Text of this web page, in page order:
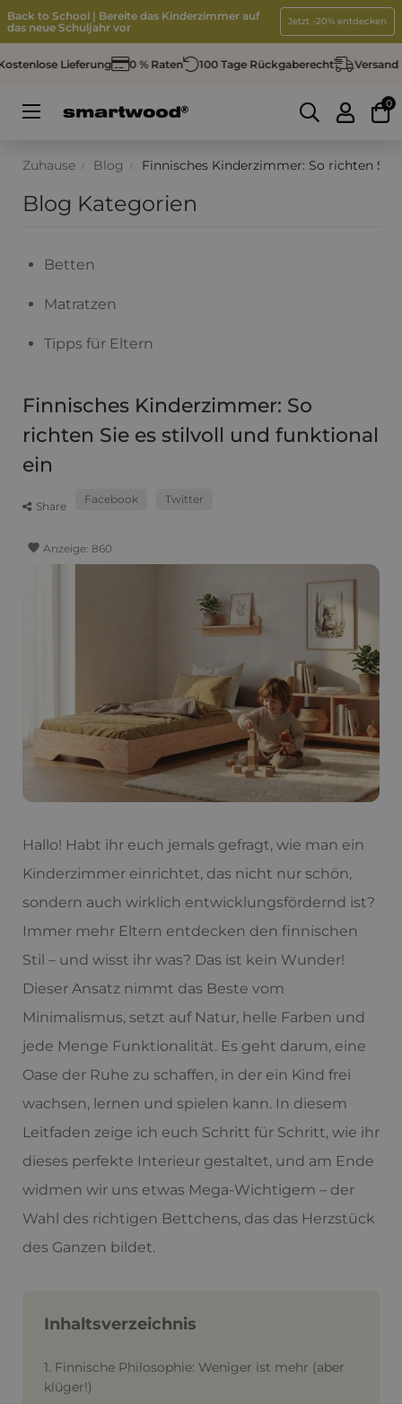
Back to School | Bereite das Kinderzimmer auf
das neue Schuljahr vor
Jetzt -20% entdecken
Lieferung 0 % Raten 100 Tage Rückgaberecht Versand in
Umschalten
☰ 0
Zuhause Blog Finnisches Kinderzimmer: So richten
Blog Kategorien
Betten
Matratzen
Tipps für Eltern
Finnisches Kinderzimmer: So
richten Sie es stilvoll und funktional
ein
Share
Facebook Twitter
favorite Anzeige: 860
Hallo! Habt ihr euch jemals gefragt, wie man ein
Kinderzimmer einrichtet, das nicht nur schön,
sondern auch wirklich entwicklungsfördernd ist?
Immer mehr Eltern entdecken den finnischen
Stil – und wisst ihr was? Das ist kein Wunder!
Dieser Ansatz nimmt das Beste vom
Minimalismus, setzt auf Natur, helle Farben und
jede Menge Funktionalität. Es geht darum, eine
Oase der Ruhe zu schaffen, in der ein Kind frei
wachsen, lernen und spielen kann. In diesem
Leitfaden zeige ich euch Schritt für Schritt, wie ihr
dieses perfekte Interieur gestaltet, und am Ende
widmen wir uns etwas Mega-Wichtigem – der
Wahl des richtigen Bettchens, das das Herzstück
des Ganzen bildet.
Inhaltsverzeichnis
1. Finnische Philosophie: Weniger ist mehr (aber
klüger!)